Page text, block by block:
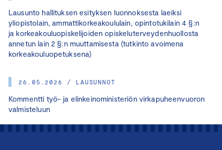
Lausunto hallituksen esityksen luonnoksesta laeiksi
yliopistolain, ammattikorkeakoululain, opintotukilain 4 §:n
ja korkeakouluopiskelijoiden opiskeluterveydenhuollosta
annetun lain 2 §:n muuttamisesta (tutkinto avoimena
korkeakouluopetuksena)
26.05.2026 / LAUSUNNOT
Kommentti työ- ja elinkeinoministeriön virkapuheenvuoron
valmisteluun